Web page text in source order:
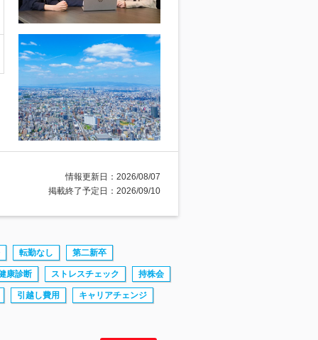
情報更新日：2026/08/07
掲載終了予定日：2026/09/10
転勤なし 第二新卒
康診断 ストレスチェック 持株会
引越し費用 キャリアチェンジ